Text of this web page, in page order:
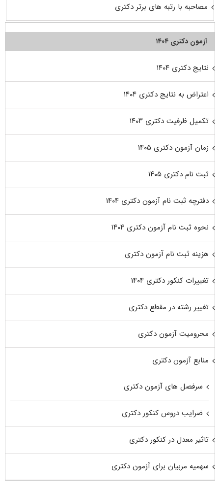
مصاحبه با رتبه های برتر دکتری
آزمون دکتری ۱۴۰۴
نتایج دکتری ۱۴۰۴
اعتراض به نتایج دکتری ۱۴۰۴
تکمیل ظرفیت دکتری ۱۴۰۳
زمان آزمون دکتری ۱۴۰۵
ثبت نام دکتری ۱۴۰۵
دفترچه ثبت نام آزمون دکتری ۱۴۰۴
نحوه ثبت نام آزمون دکتری ۱۴۰۴
هزینه ثبت نام آزمون دکتری
تغییرات کنکور دکتری ۱۴۰۴
تغییر رشته در مقطع دکتری
محرومیت آزمون دکتری
منابع آزمون دکتری
سرفصل های آزمون دکتری
ضرایب دروس کنکور دکتری
تاثیر معدل در کنکور دکتری
سهمیه مربیان برای آزمون دکتری